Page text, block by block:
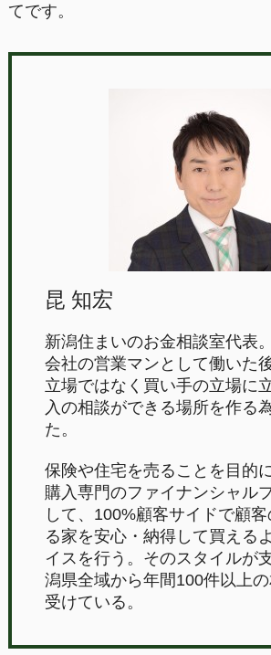
てです。
昆 知宏
新潟住まいのお金相談室代表
会社の営業マンとして働いた
立場ではなく買い手の立場に
入の相談ができる場所を作る
た。
保険や住宅を売ることを目的
購入専門のファイナンシャル
して、100%顧客サイドで顧
る家を安心・納得して買える
イスを行う。そのスタイルが
潟県全域から年間100件以上
受けている。